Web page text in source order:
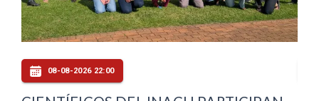
08-08-2026 20:30